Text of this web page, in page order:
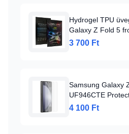
Hydrogel TPU
Galaxy Z Fold 5
3 700 Ft
Samsung Galaxy
UF946CTE
fólia
4 100 Ft